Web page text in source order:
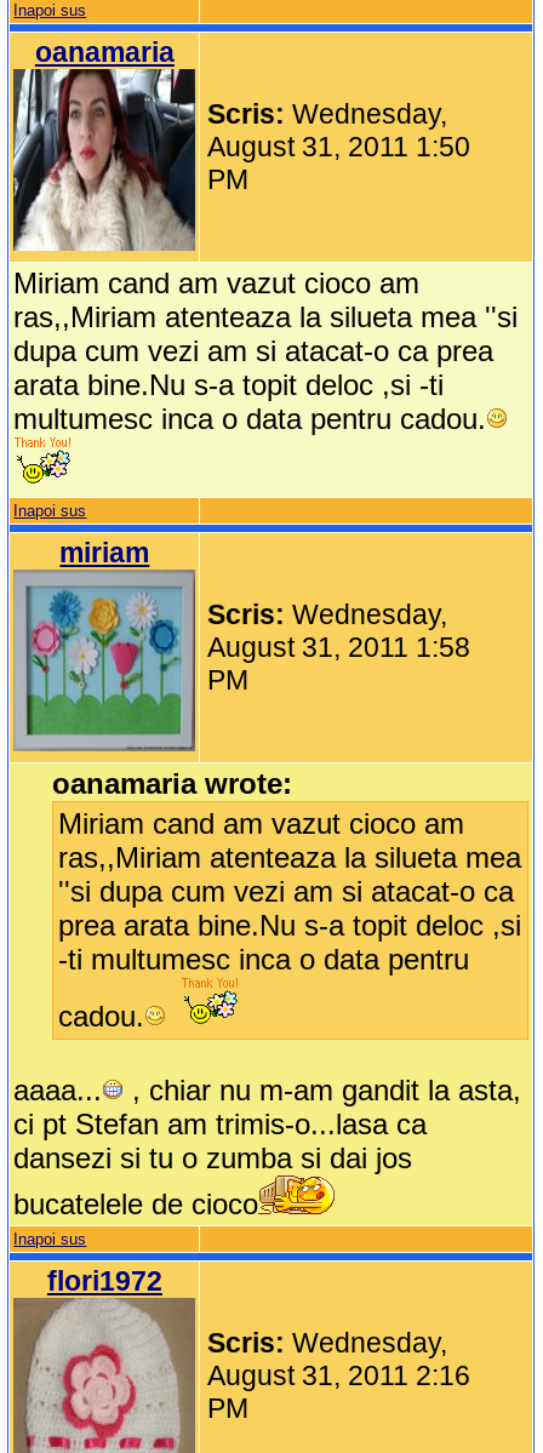
Inapoi sus
oanamaria
Scris:Wednesday,
August 31, 2011 1:50
PM
Miriam cand am vazut cioco am
ras,,Miriam atenteaza la silueta mea ''si
dupa cum vezi am si atacat-o ca prea
arata bine.Nu s-a topit deloc ,si -ti
multumesc inca o data pentru cadou.
Inapoi sus
miriam
Scris:Wednesday,
August 31, 2011 1:58
PM
oanamaria wrote:
Miriam cand am vazut cioco am
ras,,Miriam atenteaza la silueta mea
''si dupa cum vezi am si atacat-o ca
prea arata bine.Nu s-a topit deloc ,si
-ti multumesc inca o data pentru
cadou.
aaaa...
, chiar nu m-am gandit la asta,
ci pt Stefan am trimis-o...lasa ca
dansezi si tu o zumba si dai jos
bucatelele de cioco
Inapoi sus
flori1972
Scris:Wednesday,
August 31, 2011 2:16
PM